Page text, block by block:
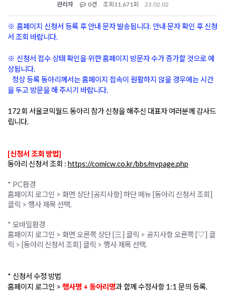
관리자 0건 조회 11,671회 23.02.02
※ 홈페이지 신청서 등록 후 안내 문자 발송됩니다. 안내 문자 확인 후 신청
서 조회 바랍니다.
※ 신청서 접수 상태 확인을 위한 홈페이지 방문자 수가 증가할 것으로 예
상됩니다.
정상 등록 동아리께서는 홈페이지 접속이 원활하지 않을 경우에는 시간
을 두고 방문을 해 주시기 바랍니다.
172회 서울코믹월드 동아리 참가 신청을 해주신 대표자 여러분께 감사드
립니다.
[신청서 조회 방법]
동아리 신청서 조회 : https://comicw.co.kr/bbs/mypage.php
* PC환경
홈페이지 로그인 > 화면 상단 [공지사항] 하단 메뉴 [동아리 신청서 조회]
클릭 > 행사 제목 선택.
* 모바일환경
홈페이지 로그인 > 화면 오른쪽 상단 [三] 클릭 > 공지사항 오른쪽 [▽] 클
릭 > [동아리 신청서 조회] 클릭 > 행사 제목 선택.
* 신청서 수정 방법
홈페이지 로그인 > 행사명 + 동아리명과 함께 수정사항 1:1 문의 등록.